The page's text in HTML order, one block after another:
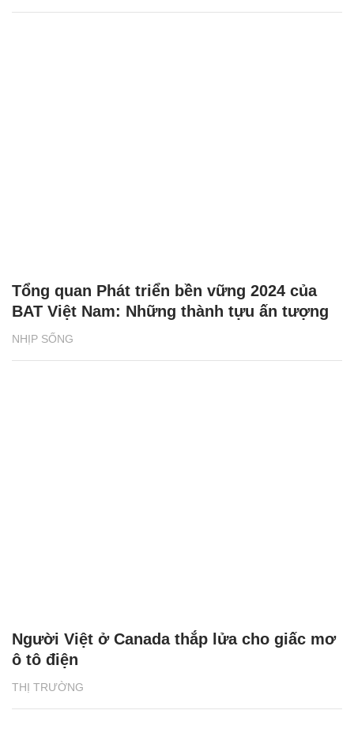
NHỊP SỐNG
Tổng quan Phát triển bền vững 2024 của
BAT Việt Nam: Những thành tựu ấn tượng
THỊ TRƯỜNG
Người Việt ở Canada thắp lửa cho giấc mơ
ô tô điện